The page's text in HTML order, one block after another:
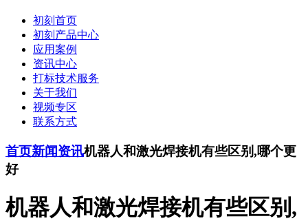
初刻首页
初刻产品中心
应用案例
资讯中心
打标技术服务
关于我们
视频专区
联系方式
首页新闻资讯机器人和激光焊接机有些区别,哪个更
好
机器人和激光焊接机有些区别,